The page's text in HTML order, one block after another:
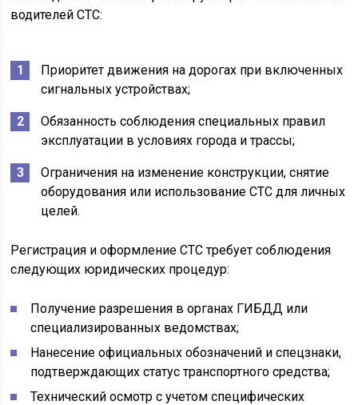
водителей СТС:
Приоритет движения на дорогах при включенных
сигнальных устройствах;
Обязанность соблюдения специальных правил
эксплуатации в условиях города и трассы;
Ограничения на изменение конструкции, снятие
оборудования или использование СТС для личных
целей.
Регистрация и оформление СТС требует соблюдения
следующих юридических процедур:
Получение разрешения в органах ГИБДД или
специализированных ведомствах;
Нанесение официальных обозначений и спецзнаки,
подтверждающих статус транспортного средства;
Технический осмотр с учетом специфических